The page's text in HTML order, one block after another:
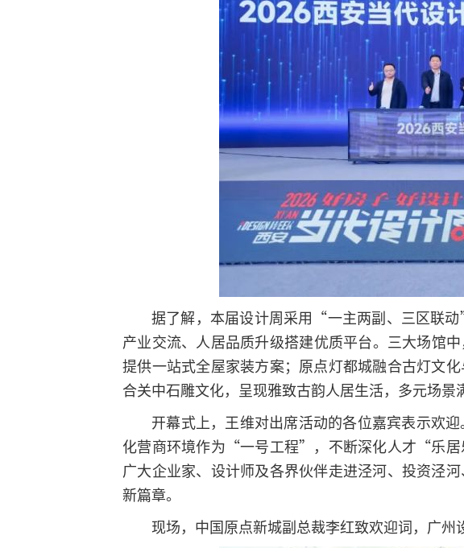
据了解，本届设计周采用“一主两副、三区联
产业交流、人居品质升级搭建优质平台。三大场馆
提供一站式全屋家装方案；原点灯都城融合古灯文
合关中石雕文化，呈现雅致古韵人居生活，多元场景
开幕式上，王维对出席活动的各位嘉宾表示欢
化营商环境作为“一号工程”，不断深化人才“乐居
广大企业家、设计师及各界伙伴走进泾河、投资泾
新篇章。
现场，中国原点新城副总裁李红致欢迎词，广州